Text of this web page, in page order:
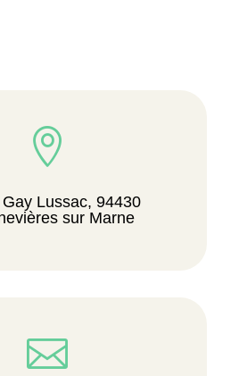

Lussac, 94430
sur Marne
